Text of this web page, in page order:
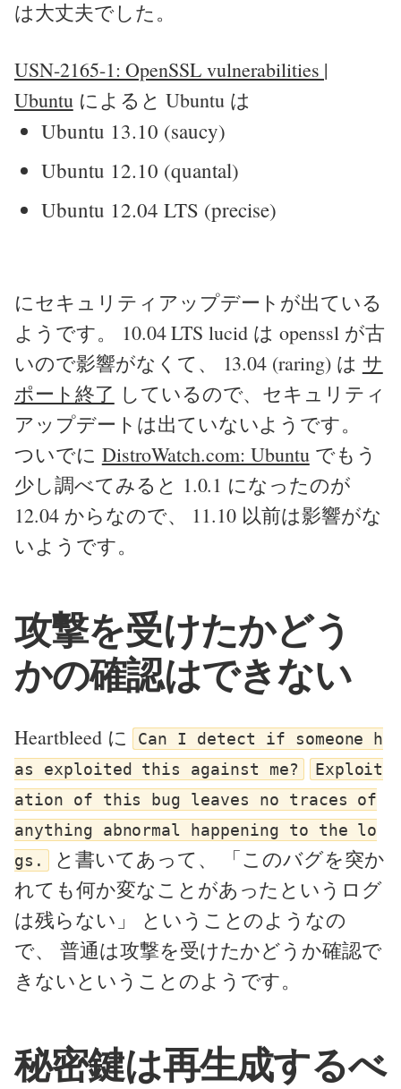
は大丈夫でした。
USN-2165-1: OpenSSL vulnerabilities |
Ubuntuによると Ubuntu は
Ubuntu 13.10 (saucy)
Ubuntu 12.10 (quantal)
Ubuntu 12.04 LTS (precise)
にセキュリティアップデートが出ている
ようです。 10.04 LTS lucid は openssl が古
いので影響がなくて、 13.04 (raring) は サ
ポート終了 しているので、セキュリティ
アップデートは出ていないようです。
ついでに DistroWatch.com: Ubuntuでもう
少し調べてみると 1.0.1 になったのが
12.04 からなので、 11.10 以前は影響がな
いようです。
攻撃を受けたかどう
かの確認はできない
Heartbleed に Can I detect if someone h
as exploited this against me?
Exploit
ation of this bug leaves no traces of
anything abnormal happening to the lo
gs. と書いてあって、 「このバグを突か
れても何か変なことがあったというログ
は残らない」 ということのようなの
で、 普通は攻撃を受けたかどうか確認で
きないということのようです。
秘密鍵は再生成するべ